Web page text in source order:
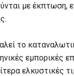
με έκπτωση,
το
εμπορικές
ελκυστικές